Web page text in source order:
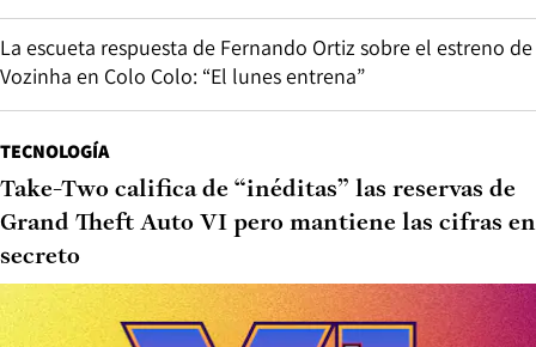
La escueta respuesta de Fernando Ortiz sobre el estreno de
Vozinha en Colo Colo: “El lunes entrena”
TECNOLOGÍA
Take-Two califica de “inéditas” las reservas de
Grand Theft Auto VI pero mantiene las cifras en
secreto